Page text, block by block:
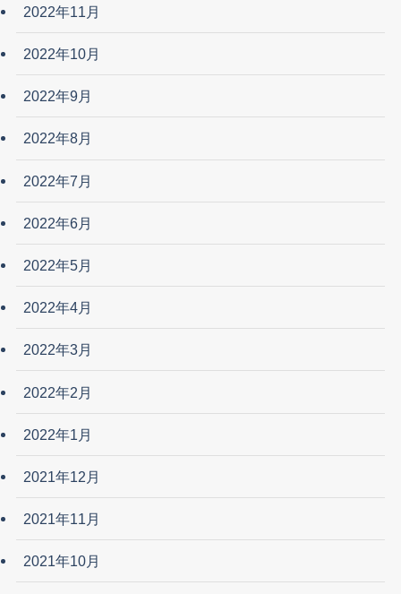
2022年11月
2022年10月
2022年9月
2022年8月
2022年7月
2022年6月
2022年5月
2022年4月
2022年3月
2022年2月
2022年1月
2021年12月
2021年11月
2021年10月